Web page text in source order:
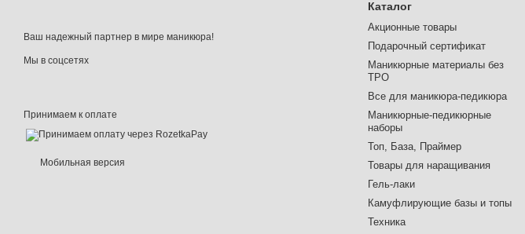
Ваш надежный партнер в мире маникюра!
Мы в соцсетях
Принимаем к оплате
Мобильная версия
Каталог
Акционные товары
Подарочный сертификат
Маникюрные материалы без
TPO
Все для маникюра-педикюра
Маникюрные-педикюрные
наборы
Топ, База, Праймер
Товары для наращивания
Гель-лаки
Камуфлирующие базы и топы
Техника